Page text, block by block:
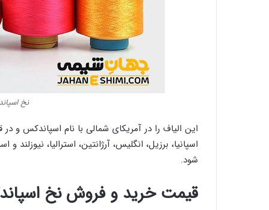
نخ
این الیاف را در آمریکای شمالی با نام اسپاندکس و در
اسپانیا، برزیل، انگلیس، آرژانتین، استرالیا،
شود.
قیمت خرید و فروش نخ